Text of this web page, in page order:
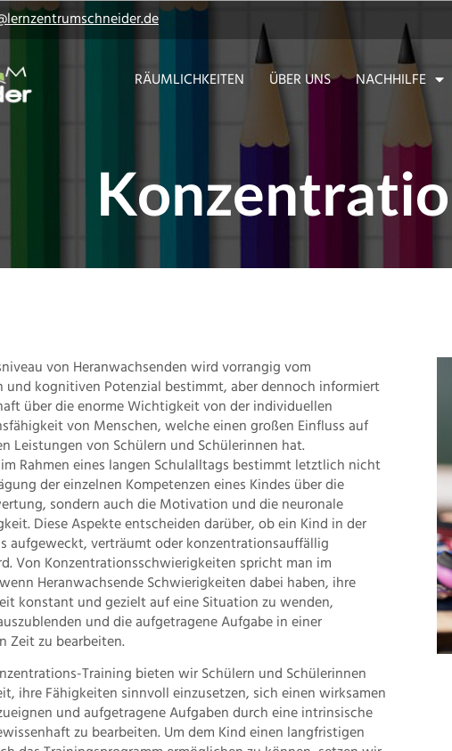
RÄUMLICHKEITEN ÜBER UNS NACHHILFE
von Heranwachsenden wird vorrangig vom
und kognitiven Potenzial bestimmt, aber dennoch informiert
über die enorme Wichtigkeit von der individuellen
von Menschen, welche einen großen Einfluss auf
Leistungen von Schülern und Schülerinnen hat.
Rahmen eines langen Schulalltags bestimmt letztlich nicht
der einzelnen Kompetenzen eines Kindes über die
sondern auch die Motivation und die neuronale
Diese Aspekte entscheiden darüber, ob ein Kind in der
aufgeweckt, verträumt oder konzentrationsauffällig
Von Konzentrationsschwierigkeiten spricht man im
Heranwachsende Schwierigkeiten dabei haben, ihre
konstant und gezielt auf eine Situation zu wenden,
und die aufgetragene Aufgabe in einer
Zeit zu bearbeiten.
Training bieten wir Schülern und Schülerinnen
ihre Fähigkeiten sinnvoll einzusetzen, sich einen wirksamen
und aufgetragene Aufgaben durch eine intrinsische
zu bearbeiten. Um dem Kind einen langfristigen